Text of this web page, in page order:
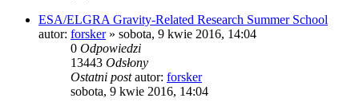
ESA/ELGRA Gravity-Related Research Summer School
autor: forsker» sobota, 9 kwie 2016, 14:04
0 Odpowiedzi
13443 Odsłony
Ostatni postautor: forsker
sobota, 9 kwie 2016, 14:04